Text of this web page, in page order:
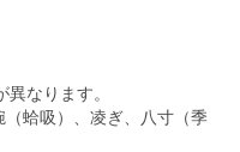
なります。
蛤吸）、凌ぎ、八寸（季